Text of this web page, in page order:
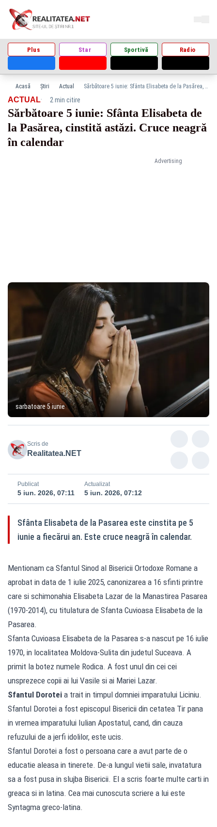
Plus Star Sportivă Radio
Acasă Știri Actual Sărbătoare 5 iunie: Sfânta Elisabeta de la Pasărea, cinstită astăzi. Cruce neagră în calendar
Advertising
ACTUAL· 2 min citire
Sărbătoare 5 iunie: Sfânta Elisabeta de
la Pasărea, cinstită astăzi. Cruce neagră
în calendar
sarbatoare 5 iunie
Scris de
Realitatea.NET
Publicat
5 iun. 2026, 07:11
Actualizat
5 iun. 2026, 07:12
Sfânta Elisabeta de la Pasarea este cinstita pe 5
iunie a fiecărui an. Este cruce neagră în calendar.
Mentionam ca Sfantul Sinod al Bisericii Ortodoxe Romane a
aprobat in data de 1 iulie 2025, canonizarea a 16 sfinti printre
care si schimonahia Elisabeta Lazar de la Manastirea Pasarea
(1970-2014), cu titulatura de Sfanta Cuvioasa Elisabeta de la
Pasarea.
Sfanta Cuvioasa Elisabeta de la Pasarea s-a nascut pe 16 iulie
1970, in localitatea Moldova-Sulita din judetul Suceava. A
primit la botez numele Rodica. A fost unul din cei cei
unsprezece copii ai lui Vasile si ai Mariei Lazar.
Sfantul Dorotei a trait in timpul domniei imparatului Liciniu.
Sfantul Dorotei a fost episcopul Bisericii din cetatea Tir pana
in vremea imparatului Iulian Apostatul, cand, din cauza
refuzului de a jerfi idolilor, este ucis.
Sfantul Dorotei a fost o persoana care a avut parte de o
educatie aleasa in tinerete. De-a lungul vietii sale, invatatura
sa a fost pusa in slujba Bisericii. El a scris foarte multe carti in
greaca si in latina. Cea mai cunoscuta scriere a lui este
Syntagma greco-latina.